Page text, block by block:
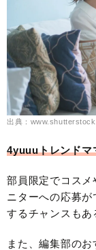
出典：
4yuuuトレンドマ
部員限定でコス
ニターへの応募
するチャンスも
また、編集部の